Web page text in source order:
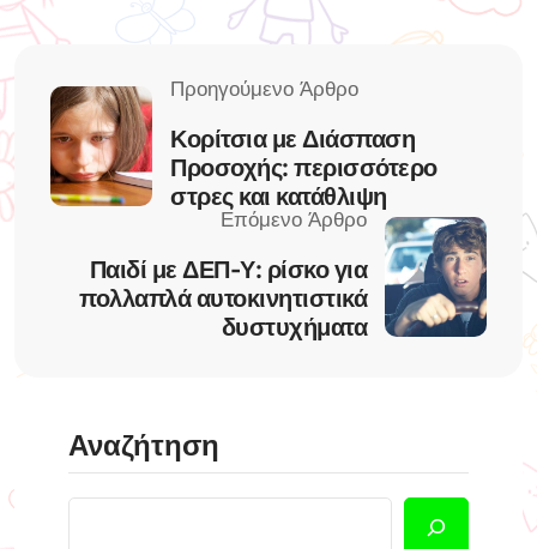
Κορίτσια με Διάσπαση
Προσοχής: περισσότερο
στρες και κατάθλιψη
Παιδί με ΔΕΠ-Υ: ρίσκο για
πολλαπλά αυτοκινητιστικά
δυστυχήματα
Αναζήτηση